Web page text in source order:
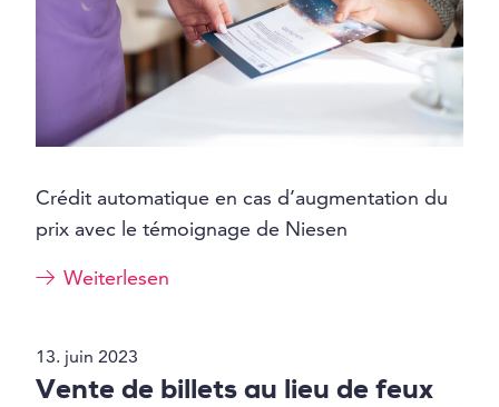
Crédit automatique en cas d’augmentation du
prix avec le témoignage de Niesen
Weiterlesen
13. juin 2023
Vente de billets au lieu de feux